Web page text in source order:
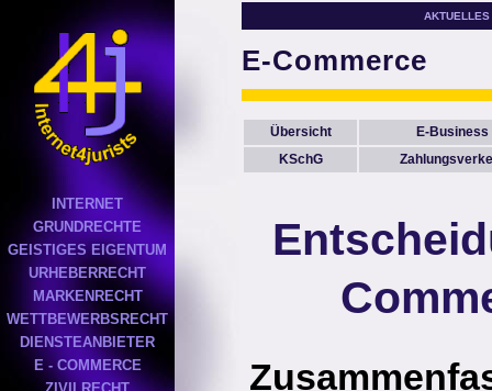
INTERNET
GRUNDRECHTE
GEISTIGES EIGENTUM
URHEBERRECHT
MARKENRECHT
WETTBEWERBSRECHT
DIENSTEANBIETER
E - COMMERCE
AKTUELLES
E-Commerce
Übersicht
E-Business
KSchG